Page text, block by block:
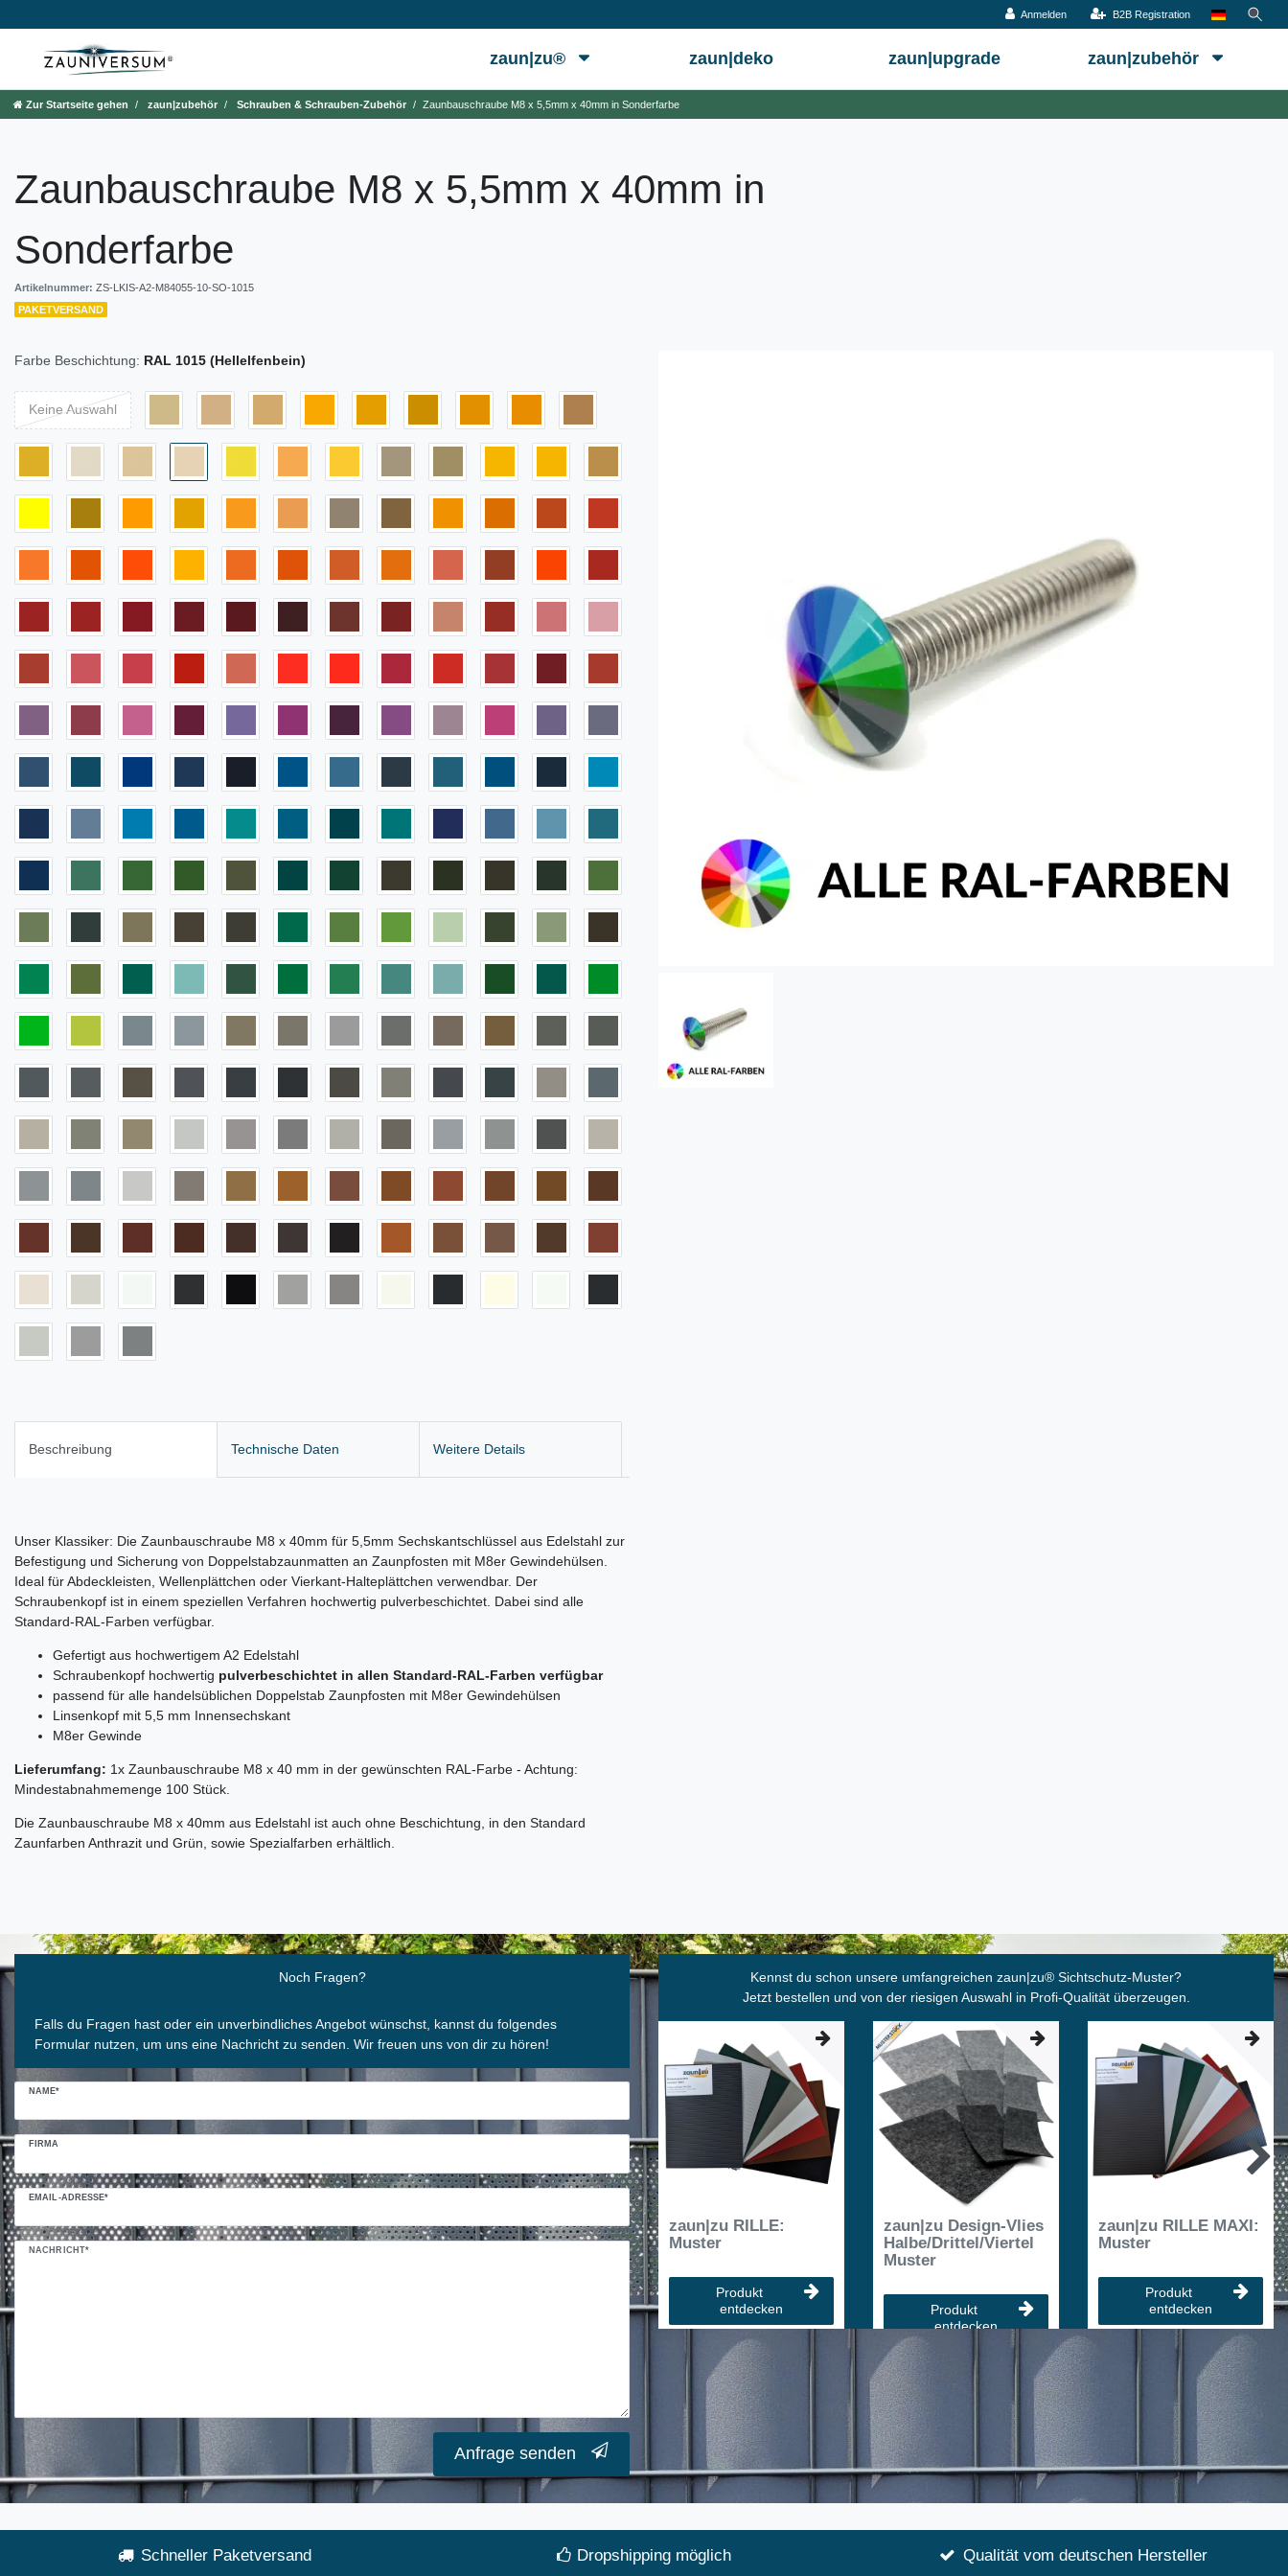
Anmelden B2B Registration
zaun|zu® zaun|deko zaun|upgrade zaun|zubehör
Zur Startseite gehen zaun|zubehör Schrauben & Schrauben-Zubehör Zaunbauschraube M8 x 5,5mm x 40mm in Sonderfarbe
Zaunbauschraube M8 x 5,5mm x 40mm in
Sonderfarbe
Artikelnummer: ZS-LKIS-A2-M84055-10-SO-1015
PAKETVERSAND
Farbe Beschichtung: RAL 1015 (Hellelfenbein)
Keine Auswahl
Beschreibung Technische Daten Weitere Details
Unser Klassiker: Die Zaunbauschraube M8 x 40mm für 5,5mm Sechskantschlüssel aus Edelstahl zur
Befestigung und Sicherung von Doppelstabzaunmatten an Zaunpfosten mit M8er Gewindehülsen.
Ideal für Abdeckleisten, Wellenplättchen oder Vierkant-Halteplättchen verwendbar. Der
Schraubenkopf ist in einem speziellen Verfahren hochwertig pulverbeschichtet. Dabei sind alle
Standard-RAL-Farben verfügbar.
Gefertigt aus hochwertigem A2 Edelstahl
Schraubenkopf hochwertig pulverbeschichtet in allen Standard-RAL-Farben verfügbar
passend für alle handelsüblichen Doppelstab Zaunpfosten mit M8er Gewindehülsen
Linsenkopf mit 5,5 mm Innensechskant
M8er Gewinde
Lieferumfang: 1x Zaunbauschraube M8 x 40 mm in der gewünschten RAL-Farbe - Achtung:
Mindestabnahmemenge 100 Stück.
Die Zaunbauschraube M8 x 40mm aus Edelstahl ist auch ohne Beschichtung, in den Standard
Zaunfarben Anthrazit und Grün, sowie Spezialfarben erhältlich.
Noch Fragen?
Falls du Fragen hast oder ein unverbindliches Angebot wünschst, kannst du folgendes
Formular nutzen, um uns eine Nachricht zu senden. Wir freuen uns von dir zu hören!
NAME*
FIRMA
EMAIL-ADRESSE*
NACHRICHT*
Ceres::Template.mailFormHoneypotLabel
Anfrage senden
Kennst du schon unsere umfangreichen zaun|zu® Sichtschutz-Muster?
Jetzt bestellen und von der riesigen Auswahl in Profi-Qualität überzeugen.
zaun|zu RILLE:
Muster
Produkt
entdecken
zaun|zu Design-Vlies
Halbe/Drittel/Viertel
Muster
Produkt
entdecken
zaun|zu RILLE MAXI:
Muster
Produkt
entdecken
Schneller Paketversand Dropshipping möglich Qualität vom deutschen Hersteller